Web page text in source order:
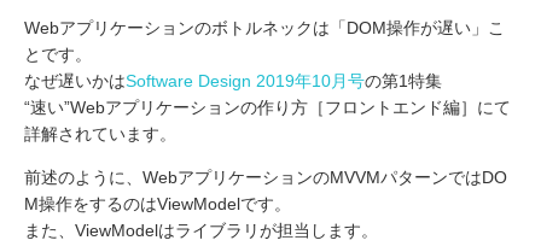
Webアプリケーションのボトルネックは「DOM操作が遅い」こ
とです。
なぜ遅いかはSoftware Design 2019年10月号の第1特集
“速い”Webアプリケーションの作り方［フロントエンド編］にて
詳解されています。
前述のように、WebアプリケーションのMVVMパターンではDO
M操作をするのはViewModelです。
また、ViewModelはライブラリが担当します。